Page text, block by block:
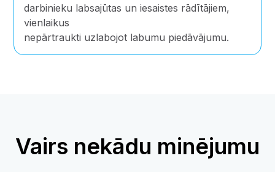
darbinieku labsajūtas un iesaistes rādītājiem,
vienlaikus
nepārtraukti uzlabojot labumu piedāvājumu.
Vairs nekādu minējumu